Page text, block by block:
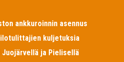
ankkuroinnin asennus
kuljetuksia
ja Pielisellä